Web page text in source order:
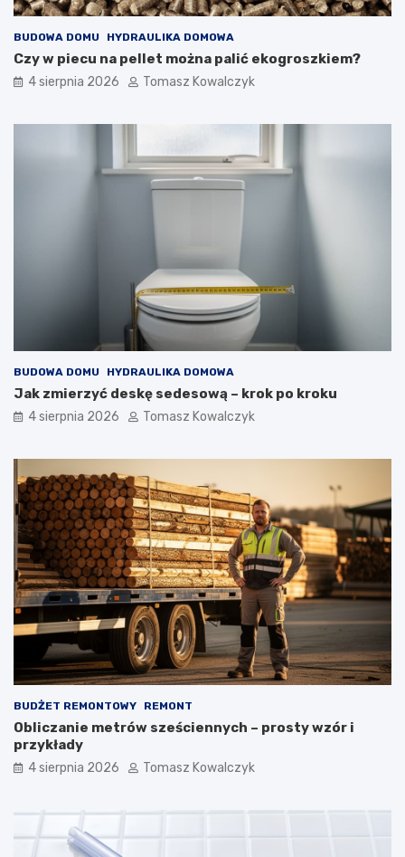
BUDOWA DOMU HYDRAULIKA DOMOWA
Czy w piecu na pellet można palić ekogroszkiem?
4 sierpnia 2026 Tomasz Kowalczyk
BUDOWA DOMU HYDRAULIKA DOMOWA
Jak zmierzyć deskę sedesową – krok po kroku
4 sierpnia 2026 Tomasz Kowalczyk
BUDŻET REMONTOWY REMONT
Obliczanie metrów sześciennych – prosty wzór i
przykłady
4 sierpnia 2026 Tomasz Kowalczyk